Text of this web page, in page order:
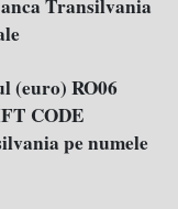
Transilvania
(euro) RO06
CODE
pe numele